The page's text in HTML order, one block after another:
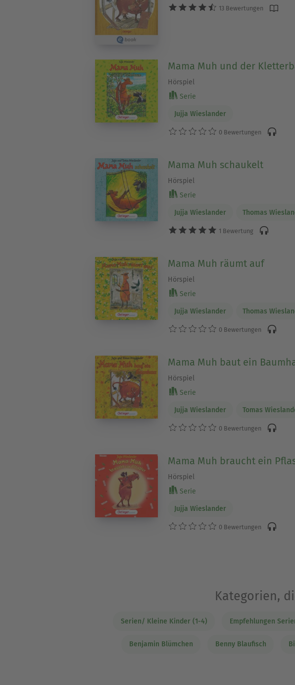
13 Bewertungen
Mama Muh und der
Hörspiel
Serie
Jujja Wieslander
0 Bewertungen
Mama Muh schaukelt
Hörspiel
Serie
Jujja Wieslander Thomas
1 Bewertung
Mama Muh räumt auf
Hörspiel
Serie
Jujja Wieslander Thomas
0 Bewertungen
Mama Muh baut ein
Hörspiel
Serie
Jujja Wieslander Tomas
0 Bewertungen
Mama Muh braucht ein
Hörspiel
Serie
Jujja Wieslander
0 Bewertungen
Kategorien,
Serien/ Kleine Kinder (1-4) Empfehlungen
Benjamin Blümchen Benny Blaufisch